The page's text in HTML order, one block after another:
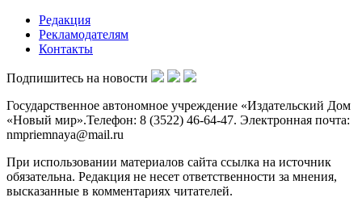
Редакция
Рекламодателям
Контакты
Подпишитесь на новости
Государственное автономное учреждение «Издательский Дом
«Новый мир».Телефон: 8 (3522) 46-64-47. Электронная почта:
nmpriemnaya@mail.ru
При использовании материалов сайта ссылка на источник
обязательна. Редакция не несет ответственности за мнения,
высказанные в комментариях читателей.